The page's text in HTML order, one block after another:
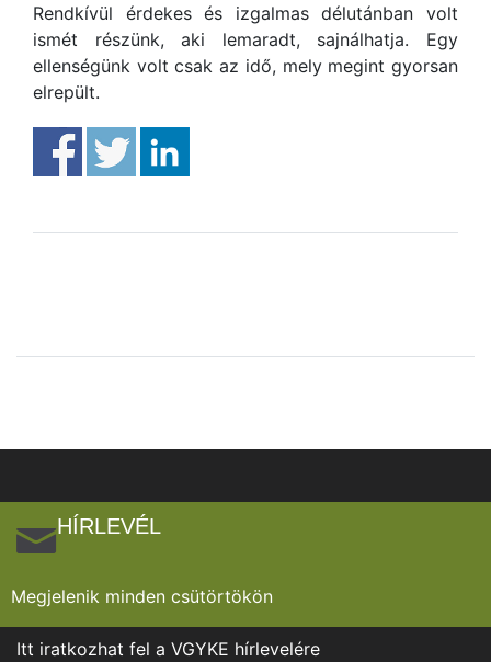
Rendkívül érdekes és izgalmas délutánban volt
ismét részünk, aki lemaradt, sajnálhatja. Egy
ellenségünk volt csak az idő, mely megint gyorsan
elrepült.
HÍRLEVÉL
Megjelenik minden csütörtökön
Itt iratkozhat fel a VGYKE hírlevelére